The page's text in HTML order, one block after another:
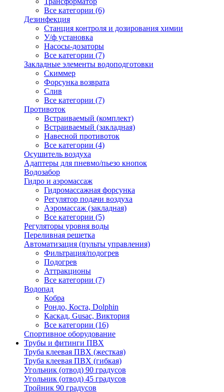
Все категории (6)
Дезинфекция
Станция контроля и дозирования химии
У/ф установка
Насосы-дозаторы
Все категории (7)
Закладные элементы водоподготовки
Скиммер
Форсунка возврата
Слив
Все категории (7)
Противоток
Встраиваемый (комплект)
Встраиваемый (закладная)
Навесной противоток
Все категории (4)
Осушитель воздуха
Адаптеры для пневмо/пьезо кнопок
Водозабор
Гидро и аэромассаж
Гидромассажная форсунка
Регулятор подачи воздуха
Аэромассаж (закладная)
Все категории (5)
Регуляторы уровня воды
Переливная решетка
Автоматизация (пульты управления)
Фильтрация/подогрев
Подогрев
Аттракционы
Все категории (7)
Водопад
Кобра
Рондо, Коста, Dolphin
Каскад, Gusac, Виктория
Все категории (16)
Спортивное оборудование
Трубы и фитинги ПВХ
Труба клеевая ПВХ (жесткая)
Труба клеевая ПВХ (гибкая)
Угольник (отвод) 90 градусов
Угольник (отвод) 45 градусов
Тройник 90 градусов